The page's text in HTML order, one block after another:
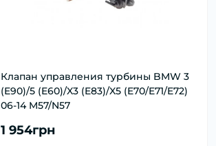
Клапан управления турбины BMW 3
(E90)/5 (E60)/X3 (E83)/X5 (E70/E71/E72)
06-14 M57/N57
1 954грн